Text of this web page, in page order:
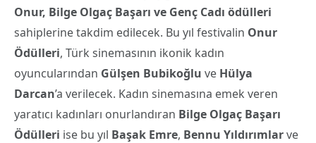
Onur, Bilge Olgaç Başarı ve Genç Cadı ödülleri
sahiplerine takdim edilecek. Bu yıl festivalin Onur
Ödülleri, Türk sinemasının ikonik kadın
oyuncularından Gülşen Bubikoğlu ve Hülya
Darcan’a verilecek. Kadın sinemasına emek veren
yaratıcı kadınları onurlandıran Bilge Olgaç Başarı
Ödülleri ise bu yıl Başak Emre, Bennu Yıldırımlarve